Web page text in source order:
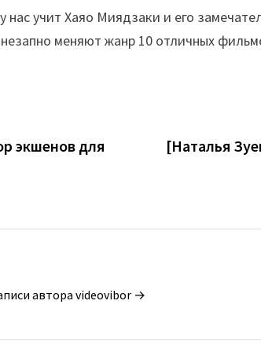
нас учит Хаяо Миядзаки и его
меняют жанр 10 отличных
экшенов для
[Наталья
автора videovibor →